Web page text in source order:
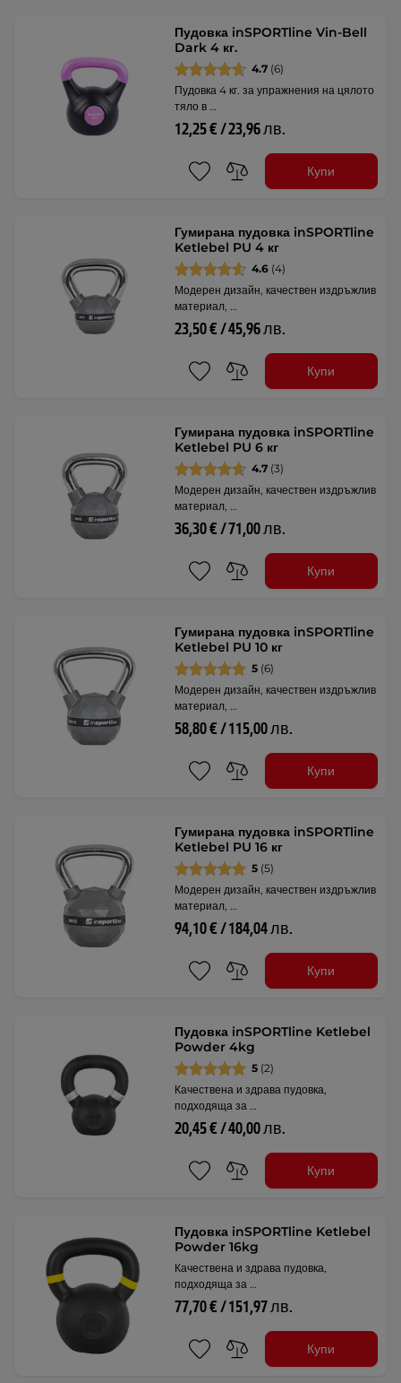
Пудовка inSPORTline Vin-Bell
Dark 4 кг.
4.7 (6)
Пудовка 4 кг. за упражнения на цялото
тяло в …
12,25 € / 23,96 лв.
Купи
Гумирана пудовка inSPORTline
Ketlebel PU 4 кг
4.6 (4)
Модерен дизайн, качествен издръжлив
материал, …
23,50 € / 45,96 лв.
Купи
Гумирана пудовка inSPORTline
Ketlebel PU 6 кг
4.7 (3)
Модерен дизайн, качествен издръжлив
материал, …
36,30 € / 71,00 лв.
Купи
Гумирана пудовка inSPORTline
Ketlebel PU 10 кг
5 (6)
Модерен дизайн, качествен издръжлив
материал, …
58,80 € / 115,00 лв.
Купи
Гумирана пудовка inSPORTline
Ketlebel PU 16 кг
5 (5)
Модерен дизайн, качествен издръжлив
материал, …
94,10 € / 184,04 лв.
Купи
Пудовка inSPORTline Ketlebel
Powder 4kg
5 (2)
Качествена и здрава пудовка,
подходяща за …
20,45 € / 40,00 лв.
Купи
Пудовка inSPORTline Ketlebel
Powder 16kg
Качествена и здрава пудовка,
подходяща за …
77,70 € / 151,97 лв.
Купи